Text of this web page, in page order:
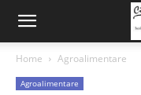
Home Agroalimentare
Agroalimentare